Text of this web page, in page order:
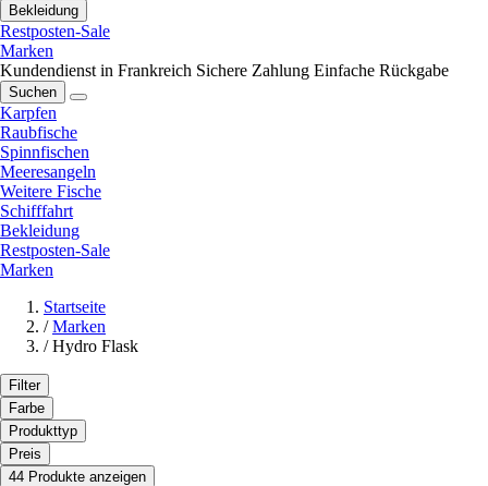
Bekleidung
Restposten-Sale
Marken
Kundendienst in Frankreich Sichere Zahlung Einfache Rückgabe
Suchen
Karpfen
Raubfische
Spinnfischen
Meeresangeln
Weitere Fische
Schifffahrt
Bekleidung
Restposten-Sale
Marken
Startseite
/ Marken
/ Hydro Flask
Filter
Farbe
Produkttyp
Preis
44 Produkte anzeigen